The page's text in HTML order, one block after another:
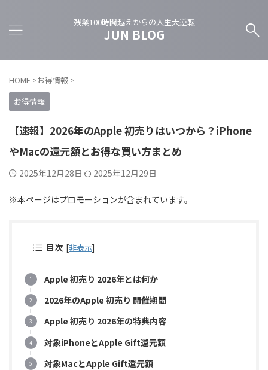
残業100時間越えからの人生大逆転
JUN BLOG
HOME >お得情報 >
お得情報
【速報】2026年のApple 初売りはいつから？iPhone
やMacの還元額とお得な買い方まとめ
2025年12月28日 2025年12月29日
※本ページはプロモーションが含まれています。
目次 [非表示]
Apple 初売り 2026年とは何か
2026年のApple 初売り 開催期間
Apple 初売り 2026年の特典内容
対象iPhoneとApple Gift還元額
対象MacとApple Gift還元額